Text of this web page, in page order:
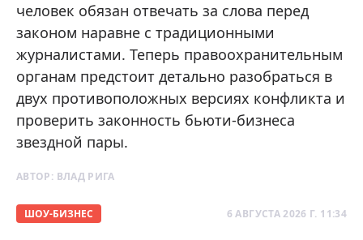
человек обязан отвечать за слова перед
законом наравне с традиционными
журналистами. Теперь правоохранительным
органам предстоит детально разобраться в
двух противоположных версиях конфликта и
проверить законность бьюти-бизнеса
звездной пары.
АВТОР: ВЛАД РИГА
ШОУ-БИЗНЕС 6 АВГУСТА 2026 Г. 11:34